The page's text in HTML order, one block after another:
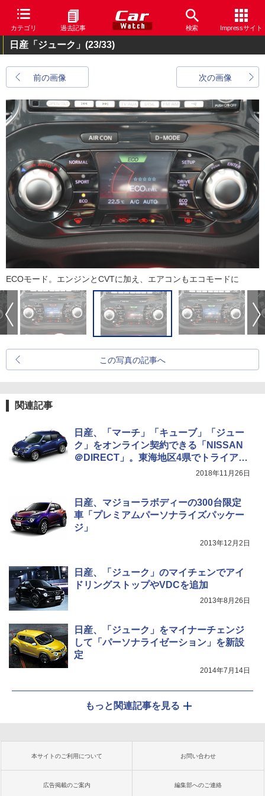
カテゴリ 過去記事 検索 Impressサイト
日産「ジューク」 (23/33)
前の画像 次の画像
ECOモード。エンジンとCVTに加え、エアコンもエコモードに
この写真の記事へ
関連記事
日産、「マーチ」「キューブ」「ジュー
ク」をオンライン契約できる「NISSAN
＠DIRECT」。東海地区4県でトライアル
2018年11月26日
日産、マジョーラボディーの300台限定
車「プレミアムパーソナライズパッケー
ジ」
2013年12月2日
日産、「ジューク」のマイチェンでアイ
ドリングストップやVDCを追加
2013年8月26日
日産、「ジューク」をマイナーチェンジ
して「パーソナライゼーション」を新設
定
2014年7月14日
もっと関連記事を見る
本サイトのご利用について お問い合わせ
広告掲載のご案内 編集部へのご連絡